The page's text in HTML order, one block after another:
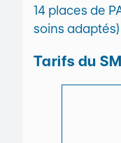
14 places de
soins adaptés)
Tarifs du